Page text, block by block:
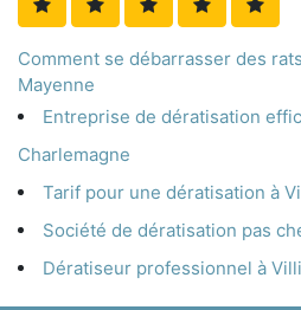
Comment se débarrasser des
Mayenne
Entreprise de dératisation
Charlemagne
Tarif pour une dératisation à
Société de dératisation pas
Dératiseur professionnel à